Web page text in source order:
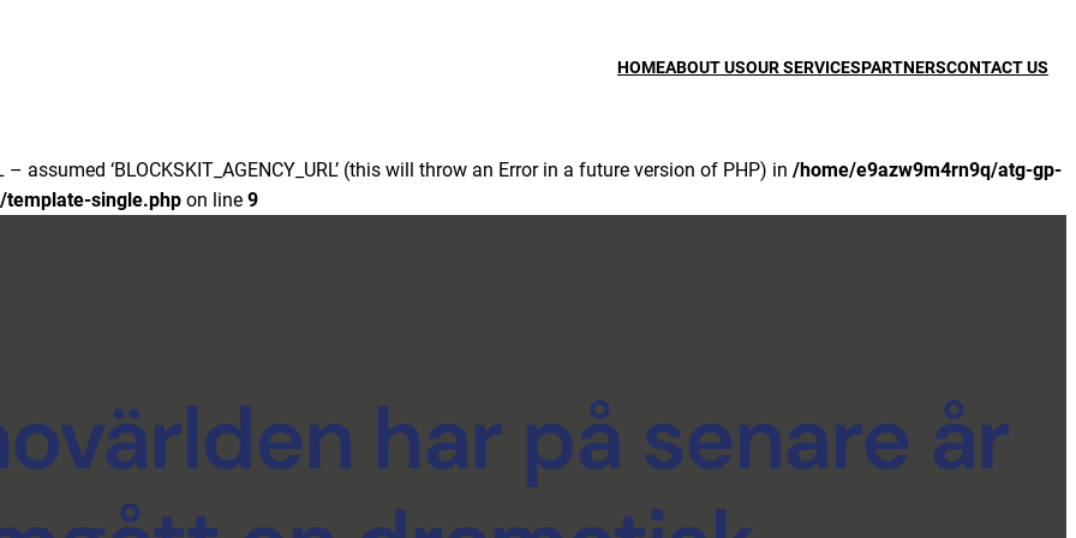
HOMEABOUT USOUR SERVICESPARTNERSCONTACT US
assumed ‘BLOCKSKIT_AGENCY_URL’ (this will throw an Error in a future version of PHP) in /home/e9azw9m4rn9q/atg-gp-
single.php on line 9
har på senare år